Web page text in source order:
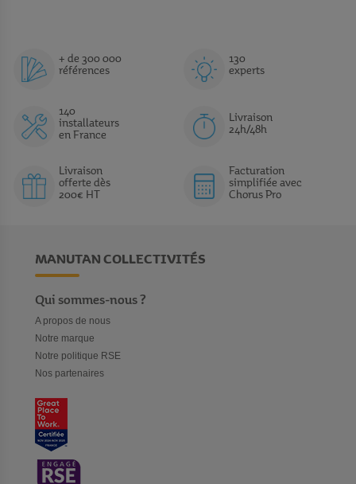
+ de 300 000
références
130
experts
140
installateurs
en France
Livraison
24h/48h
Livraison
offerte dès
200€ HT
Facturation
simplifiée avec
Chorus Pro
MANUTAN COLLECTIVITÉS
Qui sommes-nous ?
A propos de nous
Notre marque
Notre politique RSE
Nos partenaires